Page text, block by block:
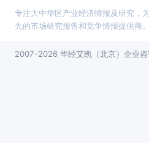
专注大中华区产业经济情报及研究，
先的市场研究报告和竞争情报提供商。
2007-2026 华经艾凯（北京）企业